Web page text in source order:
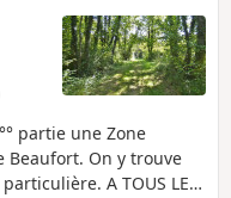
partie une Zone
Beaufort. On y trouve
A TOUS LES